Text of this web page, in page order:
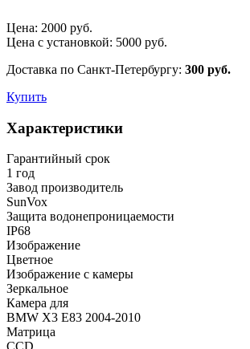
Цена: 2000 руб.
Цена с установкой: 5000 руб.
Доставка по Санкт-Петербургу: 300 руб.
Купить
Характеристики
Гарантийный срок
1 год
Завод производитель
SunVox
Защита водонепроницаемости
IP68
Изображение
Цветное
Изображение с камеры
Зеркальное
Камера для
BMW X3 E83 2004-2010
Матрица